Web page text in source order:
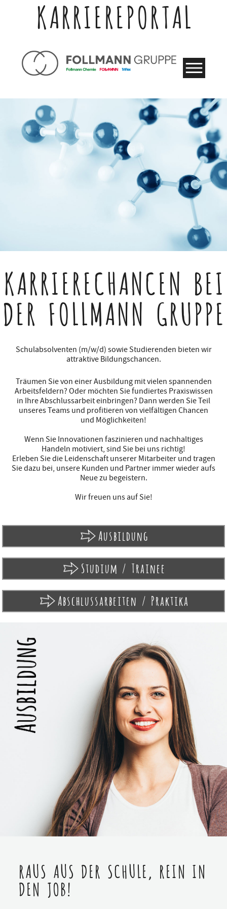
KARRIEREPORTAL
KARRIERECHANCEN BEI
DER FOLLMANN GRUPPE
Schulabsolventen (m/w/d) sowie Studierenden bieten wir
attraktive Bildungschancen.
Träumen Sie von einer Ausbildung mit vielen spannenden
Arbeitsfeldern? Oder möchten Sie fundiertes Praxiswissen
in Ihre Abschlussarbeit einbringen? Dann werden Sie Teil
unseres Teams und profitieren von vielfältigen Chancen
und Möglichkeiten!
Wenn Sie Innovationen faszinieren und nachhaltiges
Handeln motiviert, sind Sie bei uns richtig!
Erleben Sie die Leidenschaft unserer Mitarbeiter und tragen
Sie dazu bei, unsere Kunden und Partner immer wieder aufs
Neue zu begeistern.
Wir freuen uns auf Sie!
Ausbildung
Studium / Trainee
Abschlussarbeiten / Praktika
RAUS AUS DER SCHULE, REIN IN
DEN JOB!